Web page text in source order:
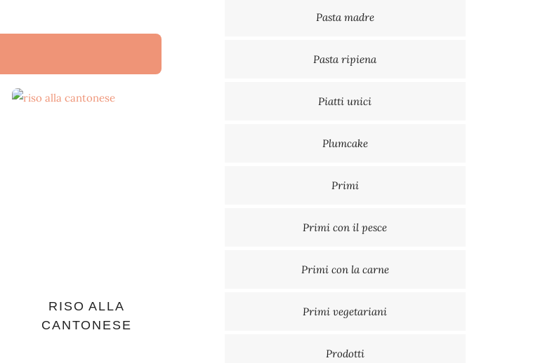
RISO ALLA
CANTONESE
Pasta madre
Pasta ripiena
Piatti unici
Plumcake
Primi
Primi con il pesce
Primi con la carne
Primi vegetariani
Prodotti